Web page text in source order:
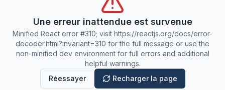
Une erreur inattendue est survenue
Minified React error #310; visit https://reactjs.org/docs/error-
decoder.html?invariant=310 for the full message or use the
non-minified dev environment for full errors and additional
helpful warnings.
Réessayer
Recharger la page